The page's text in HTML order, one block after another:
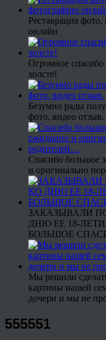
Реставрация
онлайн
Огромное спасибо
холсте!
Безумно рады
фото, видео отзыв.
Спасибо большое
и оригинально
ЗАКАЗЫВАЛИ
ДНЮ ЕЕ 18-
БОЛЬШОЕ
Мы решили
картины нашей
дочери и мы не
555551